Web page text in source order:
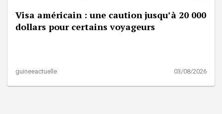
Visa américain : une caution jusqu’à 20 000
dollars pour certains voyageurs
guineeactuelle 03/08/2026